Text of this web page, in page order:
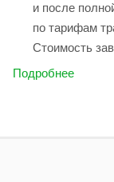
и после
по тарифам
Стоимость
Подробнее